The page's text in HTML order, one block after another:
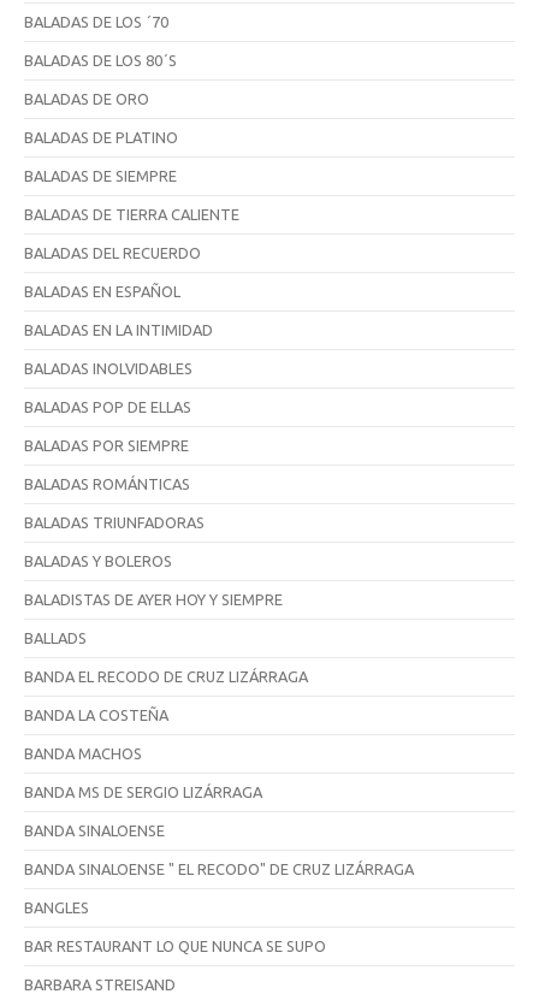
BALADAS DE LOS ´70
BALADAS DE LOS 80´S
BALADAS DE ORO
BALADAS DE PLATINO
BALADAS DE SIEMPRE
BALADAS DE TIERRA CALIENTE
BALADAS DEL RECUERDO
BALADAS EN ESPAÑOL
BALADAS EN LA INTIMIDAD
BALADAS INOLVIDABLES
BALADAS POP DE ELLAS
BALADAS POR SIEMPRE
BALADAS ROMÁNTICAS
BALADAS TRIUNFADORAS
BALADAS Y BOLEROS
BALADISTAS DE AYER HOY Y SIEMPRE
BALLADS
BANDA EL RECODO DE CRUZ LIZÁRRAGA
BANDA LA COSTEÑA
BANDA MACHOS
BANDA MS DE SERGIO LIZÁRRAGA
BANDA SINALOENSE
BANDA SINALOENSE " EL RECODO" DE CRUZ LIZÁRRAGA
BANGLES
BAR RESTAURANT LO QUE NUNCA SE SUPO
BARBARA STREISAND